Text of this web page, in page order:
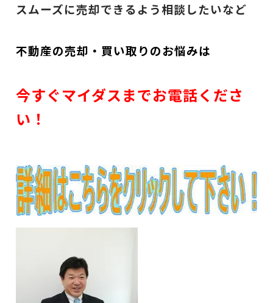
スムーズに売却できるよう相談したいなど
不動産の売却・買い取りのお悩みは
今すぐマイダスまでお電話くださ
い！